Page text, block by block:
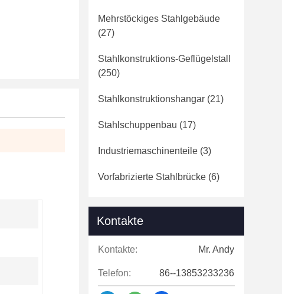
Mehrstöckiges Stahlgebäude
(27)
Stahlkonstruktions-Geflügelstall
(250)
Stahlkonstruktionshangar (21)
Stahlschuppenbau (17)
Industriemaschinenteile (3)
Vorfabrizierte Stahlbrücke (6)
Kontakte
Kontakte: Mr. Andy
Telefon: 86--13853233236